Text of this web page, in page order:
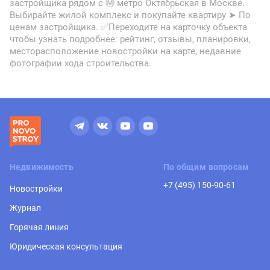
застройщика рядом с Ⓜ метро Октябрьская в Москве.
Выбирайте жилой комплекс и покупайте квартиру ➤ По
ценам застройщика. ✅Переходите на карточку объекта
чтобы узнать подробнее: рейтинг, отзывы, планировки,
месторасположение новостройки на карте, недавние
фотографии хода строительства.
Недвижимость
Новостройки
Журнал
Горячая линия
Юридическая консультация
По общим вопросам
+7 (495) 150-90-61